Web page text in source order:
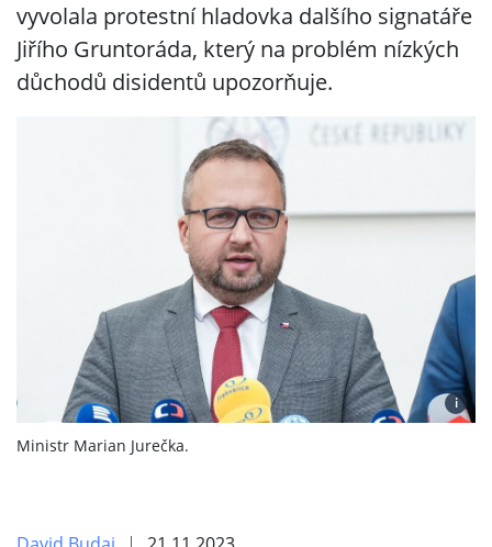
vyvolala protestní hladovka dalšího signatáře
Jiřího Gruntoráda, který na problém nízkých
důchodů disidentů upozorňuje.
i
Ministr Marian Jurečka.